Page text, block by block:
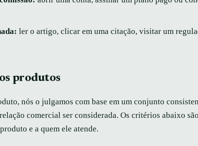
ler o artigo, clicar em uma citação, visitar um
produtos
nós o julgamos com base em um conjunto
comercial ser considerada. Os critérios abaixo
e a quem ele atende.